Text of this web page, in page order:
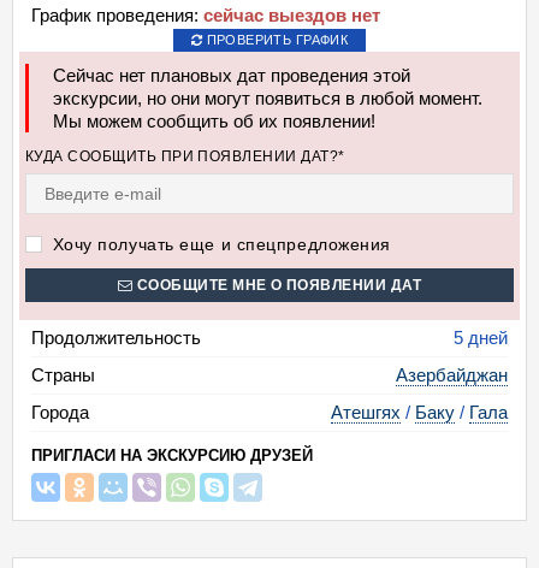
График проведения: сейчас выездов нет
ПРОВЕРИТЬ ГРАФИК
Сейчас нет плановых дат проведения этой
экскурсии, но они могут появиться в любой момент.
Мы можем сообщить об их появлении!
КУДА СООБЩИТЬ ПРИ ПОЯВЛЕНИИ ДАТ?*
Хочу получать еще и спецпредложения
СООБЩИТЕ МНЕ О ПОЯВЛЕНИИ ДАТ
Продолжительность
5 дней
Страны
Азербайджан
Города
Атешгях / Баку / Гала
ПРИГЛАСИ НА ЭКСКУРСИЮ ДРУЗЕЙ